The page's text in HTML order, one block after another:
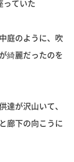
っていた
庭のように、吹
綺麗だったのを
が沢山いて、
廊下の向こうに